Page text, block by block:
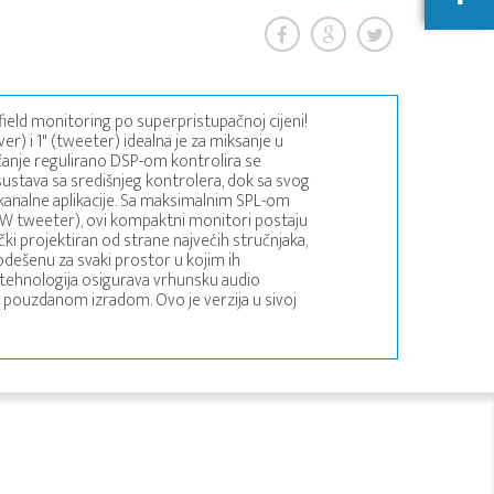
monitoring po superpristupačnoj cijeni!
i 1" (tweeter) idealna je za miksanje u
regulirano DSP-om kontrolira se
sa središnjeg kontrolera, dok sa svog
aplikacije. Sa maksimalnim SPL-om
tweeter), ovi kompaktni monitori postaju
projektiran od strane najvećih stručnjaka,
za svaki prostor u kojim ih
osigurava vrhunsku audio
izradom. Ovo je verzija u sivoj